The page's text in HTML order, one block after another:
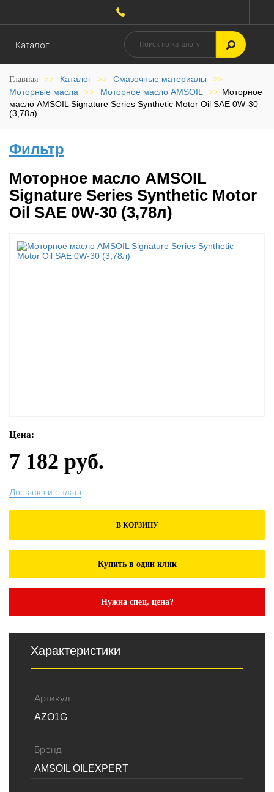
Каталог
Главная >> Каталог >> Смазочные материалы >>
Моторные масла >> Моторное масло AMSOIL >> Моторное
масло AMSOIL Signature Series Synthetic Motor Oil SAE 0W-30
(3,78л)
Фильтр
Моторное масло AMSOIL
Signature Series Synthetic Motor
Oil SAE 0W-30 (3,78л)
Цена:
7 182 руб.
Доставка и оплата
В КОРЗИНУ
Купить в один клик
Нужна спец. цена?
Характеристики
Артикул
AZO1G
Бренд
AMSOIL OILEXPERT